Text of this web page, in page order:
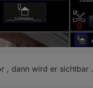
, dann wird er sichtbar .